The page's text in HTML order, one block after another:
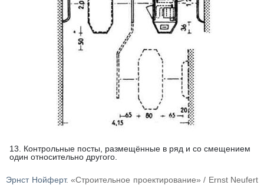
13. Контрольные посты, размещённые в ряд и со смещением
один относительно другого.
Эрнст Нойферт. «Строительное проектирование» / Ernst Neufert